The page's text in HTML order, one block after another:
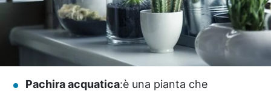
Pachira acquatica:è una pianta che